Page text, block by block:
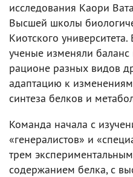
исследования Каори
Высшей школы
Киотского
ученые изменяли баланс
рационе разных видов
адаптацию к
синтеза белков и
Команда начала с
«генералистов» и
трем
содержанием белка, с